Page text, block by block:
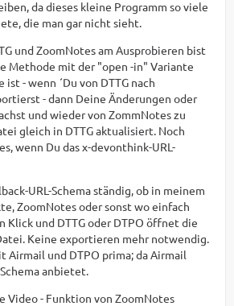
da dieses kleine Programm so viele
die man gar nicht sieht.
und ZoomNotes am Ausprobieren bist
Methode mit der "open -in" Variante
ist - wenn ´Du von DTTG nach
- dann Deine Änderungen oder
und wieder von ZommNotes zu
gleich in DTTG aktualisiert. Noch
wenn Du das x-devonthink-URL-
URL-Schema ständig, ob in meinem
ZoomNotes oder sonst wo einfach
Klick und DTTG oder DTPO öffnet die
Keine exportieren mehr notwendig.
Airmail und DTPO prima; da Airmail
anbietet.
Video - Funktion von ZoomNotes